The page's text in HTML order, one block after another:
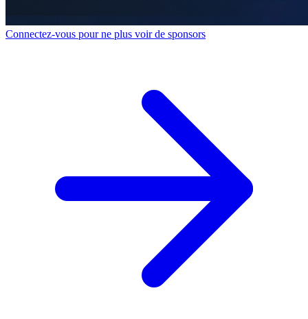
Connectez-vous pour ne plus voir de sponsors